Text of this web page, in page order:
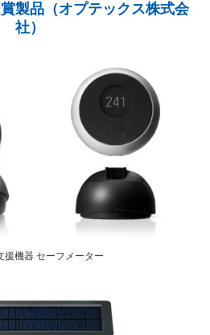
製品（オプテックス株式会
社）
援機器 セーフメーター